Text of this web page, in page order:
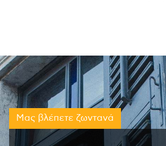
Μας βλέπετε ζωντανά